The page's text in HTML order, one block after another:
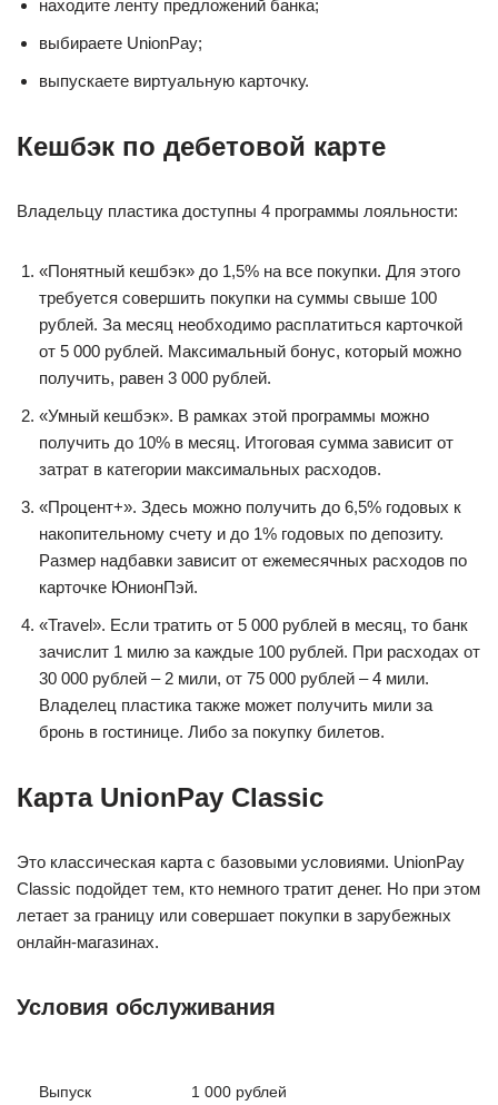
находите ленту предложений банка;
выбираете UnionPay;
выпускаете виртуальную карточку.
Кешбэк по дебетовой карте
Владельцу пластика доступны 4 программы лояльности:
«Понятный кешбэк» до 1,5% на все покупки. Для этого
требуется совершить покупки на суммы свыше 100
рублей. За месяц необходимо расплатиться карточкой
от 5 000 рублей. Максимальный бонус, который можно
получить, равен 3 000 рублей.
«Умный кешбэк». В рамках этой программы можно
получить до 10% в месяц. Итоговая сумма зависит от
затрат в категории максимальных расходов.
«Процент+». Здесь можно получить до 6,5% годовых к
накопительному счету и до 1% годовых по депозиту.
Размер надбавки зависит от ежемесячных расходов по
карточке ЮнионПэй.
«Travel». Если тратить от 5 000 рублей в месяц, то банк
зачислит 1 милю за каждые 100 рублей. При расходах от
30 000 рублей – 2 мили, от 75 000 рублей – 4 мили.
Владелец пластика также может получить мили за
бронь в гостинице. Либо за покупку билетов.
Карта UnionPay Classic
Это классическая карта с базовыми условиями. UnionPay
Classic подойдет тем, кто немного тратит денег. Но при этом
летает за границу или совершает покупки в зарубежных
онлайн-магазинах.
Условия обслуживания
Выпуск 1 000 рублей